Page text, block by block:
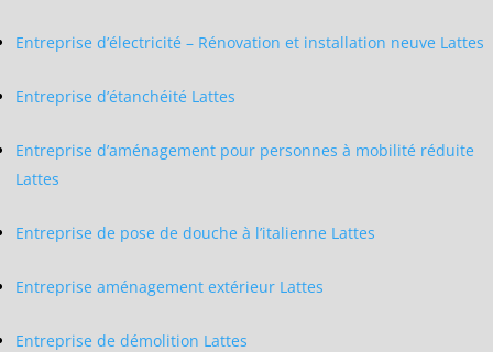
Entreprise d’électricité – Rénovation et installation neuve Lattes
Entreprise d’étanchéité Lattes
Entreprise d’aménagement pour personnes à mobilité réduite
Lattes
Entreprise de pose de douche à l’italienne Lattes
Entreprise aménagement extérieur Lattes
Entreprise de démolition Lattes